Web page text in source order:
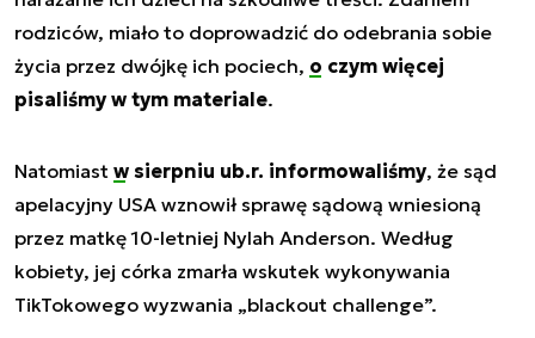
rodziców, miało to doprowadzić do odebrania sobie
życia przez dwójkę ich pociech, o czym więcej
pisaliśmy w tym materiale.
Natomiast w sierpniu ub.r. informowaliśmy, że sąd
apelacyjny USA wznowił sprawę sądową wniesioną
przez matkę 10-letniej Nylah Anderson. Według
kobiety, jej córka zmarła wskutek wykonywania
TikTokowego wyzwania „blackout challenge”.